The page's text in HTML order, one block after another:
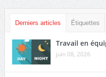
Derniers articles Étiquettes
Travail en
juin 08, 2026